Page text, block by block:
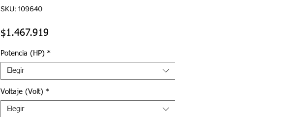
SKU: 109640
$1.467.919
Potencia (HP) *
Elegir
Voltaje (Volt) *
Elegir